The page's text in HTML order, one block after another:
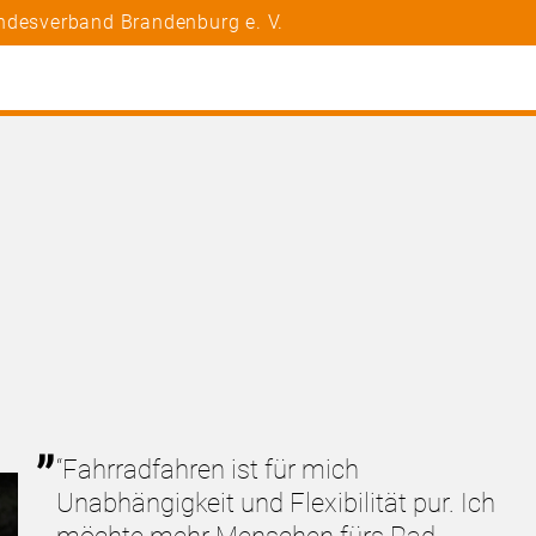
Brandenburg e. V.
“Fahrradfahren ist für mich
Unabhängigkeit und Flexibilität pur. Ich